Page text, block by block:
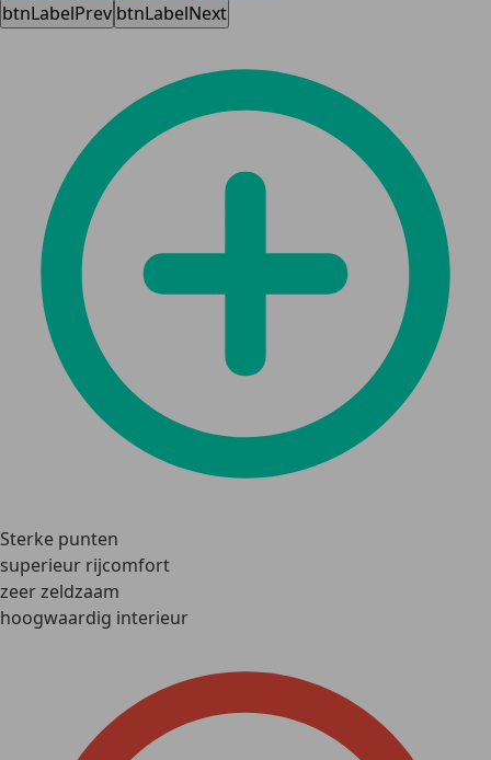
btnLabelPrev btnLabelNext
Sterke punten
superieur rijcomfort
zeer zeldzaam
hoogwaardig interieur